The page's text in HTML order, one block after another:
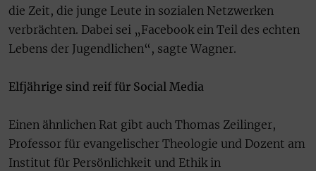
die Zeit, die junge Leute in sozialen Netzwerken
verbrächten. Dabei sei „Facebook ein Teil des echten
Lebens der Jugendlichen“, sagte Wagner.
Elfjährige sind reif für Social Media
Einen ähnlichen Rat gibt auch Thomas Zeilinger,
Professor für evangelischer Theologie und Dozent am
Institut für Persönlichkeit und Ethik in